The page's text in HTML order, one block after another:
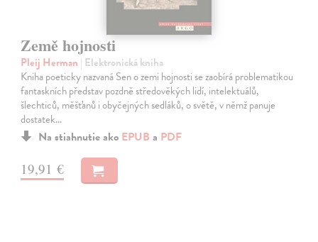
Země hojnosti
Pleij Herman | Elektronická kniha
Kniha poeticky nazvaná Sen o zemi hojnosti se zaobírá problematikou
fantaskních představ pozdně středověkých lidí, intelektuálů,
šlechticů, měšťanů i obyčejných sedláků, o světě, v němž panuje
dostatek…
Na stiahnutie ako EPUB a PDF
19,91 €